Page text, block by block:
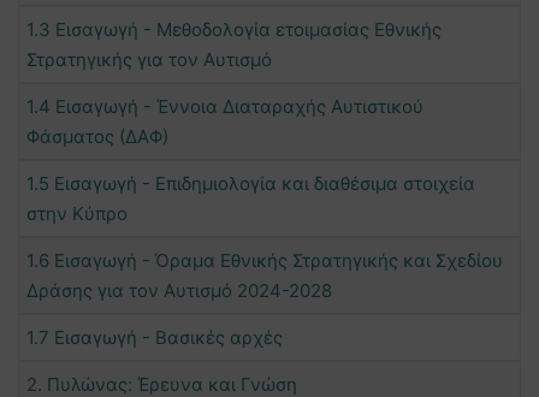
1.3 Εισαγωγή - Μεθοδολογία ετοιμασίας Εθνικής
Στρατηγικής για τον Αυτισμό
1.4 Εισαγωγή - Έννοια Διαταραχής Αυτιστικού
Φάσματος (ΔΑΦ)
1.5 Εισαγωγή - Επιδημιολογία και διαθέσιμα στοιχεία
στην Κύπρο
1.6 Εισαγωγή - Όραμα Εθνικής Στρατηγικής και Σχεδίου
Δράσης για τον Αυτισμό 2024-2028
1.7 Εισαγωγή - Βασικές αρχές
2. Πυλώνας: Έρευνα και Γνώση